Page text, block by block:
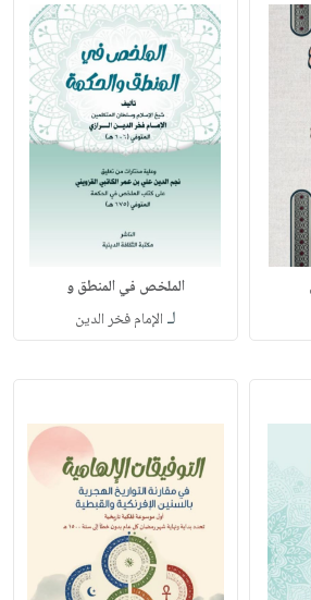
الملخص في المنطق و
لـ الإمام فخر الدين